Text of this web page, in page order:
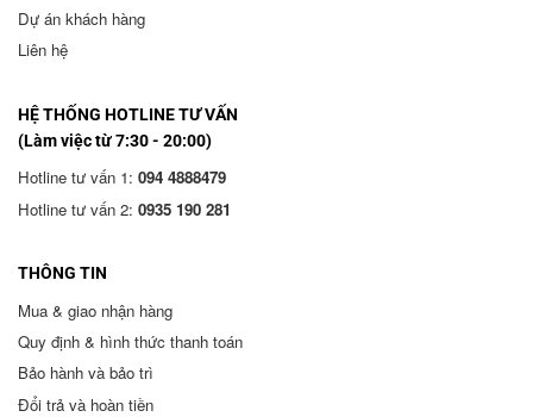
Dự án khách hàng
Liên hệ
HỆ THỐNG HOTLINE TƯ VẤN
(Làm việc từ 7:30 - 20:00)
Hotline tư vấn 1: 094 4888479
Hotline tư vấn 2: 0935 190 281
THÔNG TIN
Mua & giao nhận hàng
Quy định & hình thức thanh toán
Bảo hành và bảo trì
Đổi trả và hoàn tiền